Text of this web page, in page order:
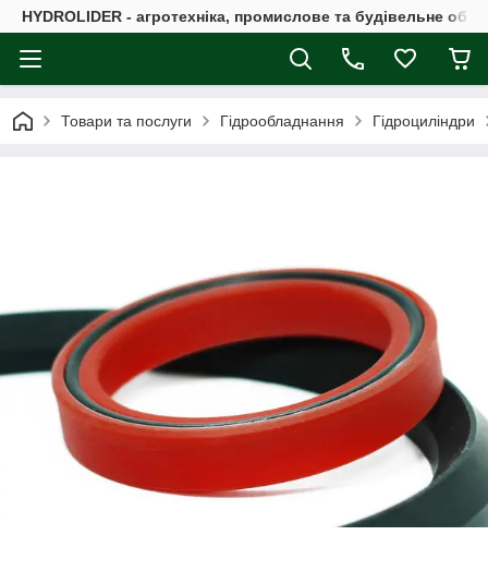
HYDROLIDER - агротехніка, промислове та будівельне
Товари та послуги Гідрообладнання Гідроциліндри